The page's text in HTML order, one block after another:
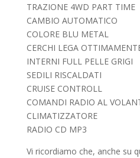
TRAZIONE 4WD PART TIME
CAMBIO AUTOMATICO
COLORE BLU METAL
CERCHI LEGA
INTERNI FULL PELLE GRIGI
SEDILI RISCALDATI
CRUISE CONTROLL
COMANDI RADIO AL
CLIMATIZZATORE
RADIO CD MP3
Vi ricordiamo che, anche su